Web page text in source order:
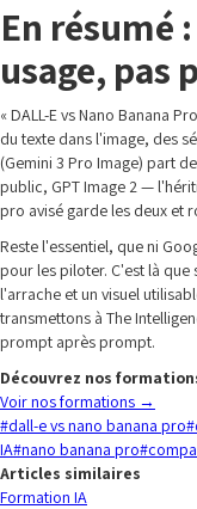
En résumé
usage, pas
« DALL-E vs Nano Banana
du texte dans l'image, des
(Gemini 3 Pro Image) part
public, GPT Image 2 —
pro avisé garde les deux et
Reste l'essentiel, que ni
pour les piloter. C'est là que
l'arrache et un visuel
transmettons à The
prompt après prompt.
Découvrez nos
Voir nos formations →
#dall-e vs nano banana pro#
IA#nano banana pro#
Articles similaires
Formation IA